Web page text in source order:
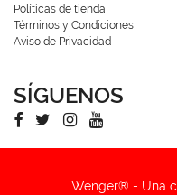
Políticas de tienda
Términos y Condiciones
Aviso de Privacidad
SÍGUENOS
Wenger® - Una